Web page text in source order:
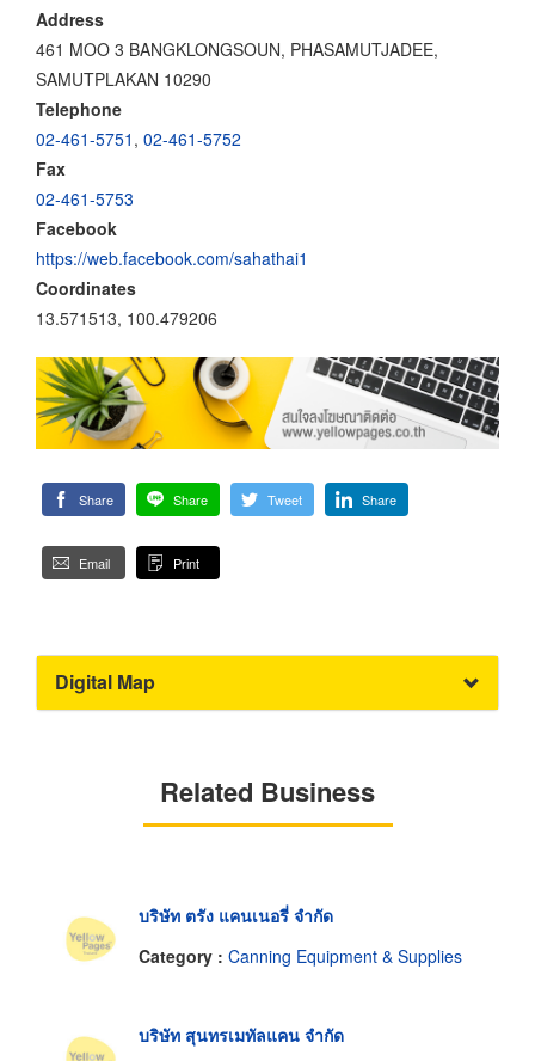
Address
461 MOO 3 BANGKLONGSOUN, PHASAMUTJADEE,
SAMUTPLAKAN 10290
Telephone
02-461-5751 , 02-461-5752
Fax
02-461-5753
Facebook
https://web.facebook.com/sahathai1
Coordinates
13.571513, 100.479206
Share Share Tweet Share
Email Print
Digital Map
Related Business
บริษัท ตรัง แคนเนอรี่ จำกัด
Category : Canning Equipment & Supplies
บริษัท สุนทรเมทัลแคน จำกัด